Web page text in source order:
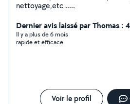
nettoyage,etc .....
Dernier avis laissé par Thomas :
Il y a plus de 6 mois
rapide et efficace
Voir le profil